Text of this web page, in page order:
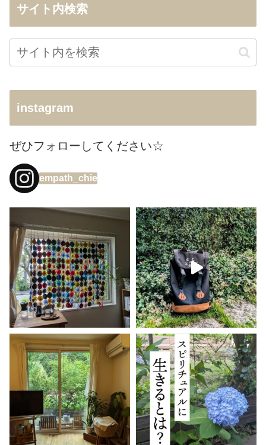
サイト内検索
instagram
ぜひフォローしてください☆
empath_chie